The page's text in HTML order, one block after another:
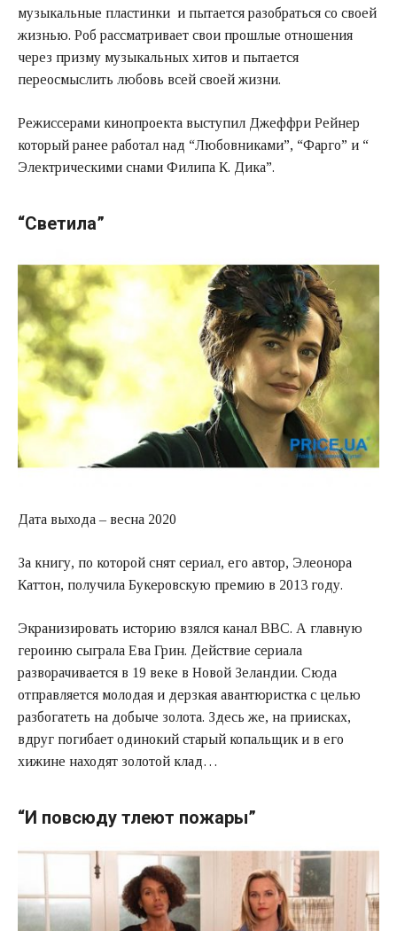
музыкальные пластинки и пытается разобраться со своей
жизнью. Роб рассматривает свои прошлые отношения
через призму музыкальных хитов и пытается
переосмыслить любовь всей своей жизни.
Режиссерами кинопроекта выступил Джеффри Рейнер
который ранее работал над “Любовниками”, “Фарго” и “
Электрическими снами Филипа К. Дика”.
“Светила”
Дата выхода – весна 2020
За книгу, по которой снят сериал, его автор, Элеонора
Каттон, получила Букеровскую премию в 2013 году.
Экранизировать историю взялся канал ВВС. А главную
героиню сыграла Ева Грин. Действие сериала
разворачивается в 19 веке в Новой Зеландии. Сюда
отправляется молодая и дерзкая авантюристка с целью
разбогатеть на добыче золота. Здесь же, на приисках,
вдруг погибает одинокий старый копальщик и в его
хижине находят золотой клад…
“И повсюду тлеют пожары”